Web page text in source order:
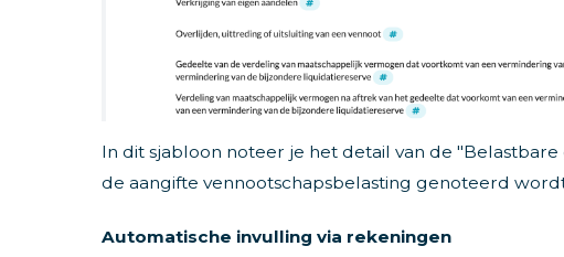
In dit sjabloon noteer je het detail van de
de aangifte vennootschapsbelasting genoteerd
Automatische invulling via rekeningen